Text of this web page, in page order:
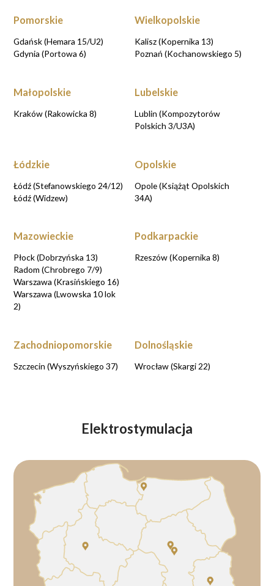
Pomorskie
Gdańsk (Hemara 15/U2)
Gdynia (Portowa 6)
Wielkopolskie
Kalisz (Kopernika 13)
Poznań (Kochanowskiego 5)
Małopolskie
Kraków (Rakowicka 8)
Lubelskie
Lublin (Kompozytorów
Polskich 3/U3A)
Łódzkie
Łódź (Stefanowskiego 24/12)
Łódź (Widzew)
Opolskie
Opole (Książąt Opolskich
34A)
Mazowieckie
Płock (Dobrzyńska 13)
Radom (Chrobrego 7/9)
Warszawa (Krasińskiego 16)
Warszawa (Lwowska 10 lok
2)
Podkarpackie
Rzeszów (Kopernika 8)
Zachodniopomorskie
Szczecin (Wyszyńskiego 37)
Dolnośląskie
Wrocław (Skargi 22)
Elektrostymulacja